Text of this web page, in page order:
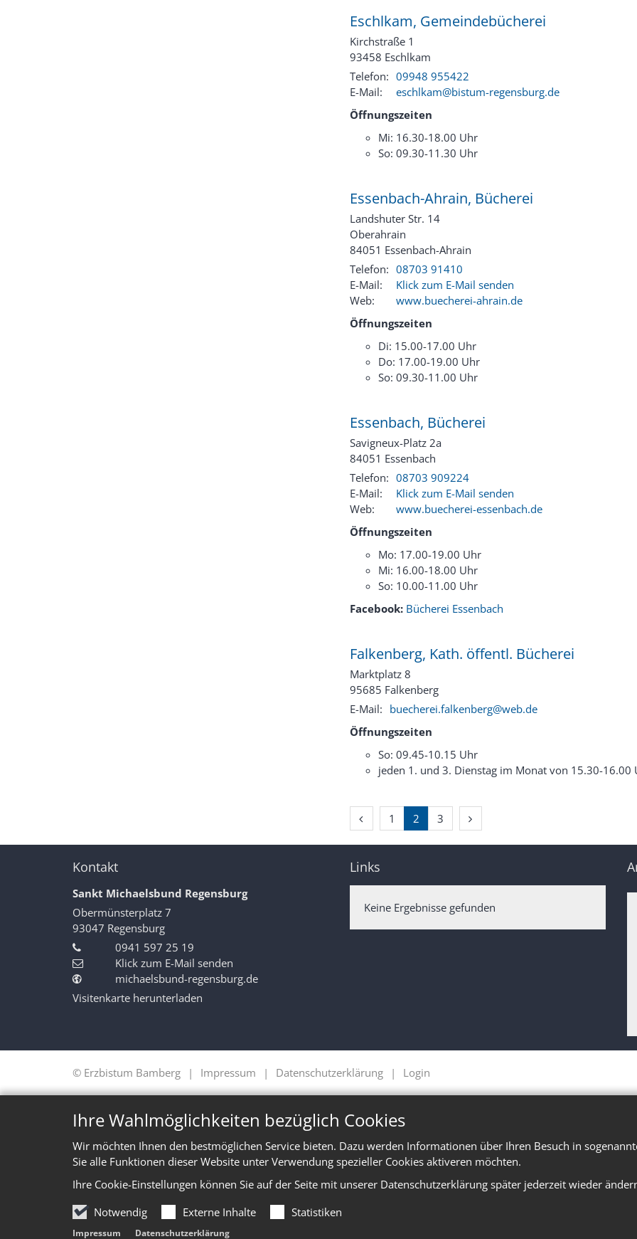
Ihre Wahlmöglichkeiten bezüglich Cookies
Wir möchten Ihnen den bestmöglichen Service bieten. Dazu werden Informationen über Ihren Besuch in
Sie alle Funktionen dieser Website unter Verwendung spezieller Cookies aktiveren möchten.
Ihre Cookie-Einstellungen können Sie auf der Seite mit unserer Datenschutzerklärung später jederzeit wieder
Notwendig
Externe Inhalte Statistiken
Impressum Datenschutzerklärung
Eschlkam, Gemeindebücherei
Kirchstraße 1
93458 Eschlkam
Telefon: 09948 955422
E-Mail:
eschlkam@bistum-regensburg.de
Öffnungszeiten
Mi: 16.30-18.00 Uhr
So: 09.30-11.30 Uhr
Essenbach-Ahrain, Bücherei
Landshuter Str. 14
Oberahrain
84051 Essenbach-Ahrain
Telefon: 08703 91410
E-Mail:
Klick zum E-Mail senden
Web:
www.buecherei-ahrain.de
Öffnungszeiten
Di: 15.00-17.00 Uhr
Do: 17.00-19.00 Uhr
So: 09.30-11.00 Uhr
Essenbach, Bücherei
Savigneux-Platz 2a
84051 Essenbach
Telefon: 08703 909224
E-Mail:
Klick zum E-Mail senden
Web:
www.buecherei-essenbach.de
Öffnungszeiten
Mo: 17.00-19.00 Uhr
Mi: 16.00-18.00 Uhr
So: 10.00-11.00 Uhr
Facebook: Bücherei Essenbach
Falkenberg, Kath. öffentl. Bücherei
Marktplatz 8
95685 Falkenberg
E-Mail: buecherei.falkenberg@web.de
Öffnungszeiten
So: 09.45-10.15 Uhr
jeden 1. und 3. Dienstag im Monat von 15.30-16.00
Vorherige Seite
1 2 3 Nächste Seite
Kontakt
Sankt Michaelsbund Regensburg
Obermünsterplatz 7
93047 Regensburg
0941 597 25 19
Klick zum E-Mail senden
michaelsbund-regensburg.de
Visitenkarte herunterladen
Links
Keine Ergebnisse gefunden
© Erzbistum Bamberg Impressum Datenschutzerklärung Login